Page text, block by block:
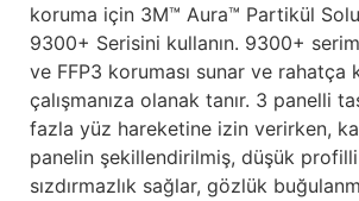
koruma için 3M™ Aura™ Partikül
9300+ Serisini kullanın. 9300+
ve FFP3 koruması sunar ve rahatça
çalışmanıza olanak tanır. 3 panelli
fazla yüz hareketine izin verirken,
panelin şekillendirilmiş, düşük
sızdırmazlık sağlar, gözlük